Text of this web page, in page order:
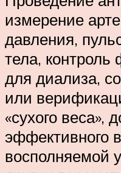
измерение
давления,
тела, контроль
для диализа,
или
«сухого веса»,
эффективного
восполняемой